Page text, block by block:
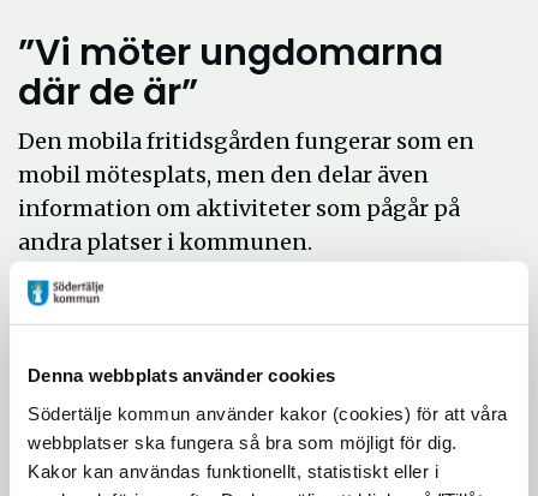
Denna webbplats använder cookies
Södertälje kommun använder kakor (cookies) för att våra
webbplatser ska fungera så bra som möjligt för dig.
Kakor kan användas funktionellt, statistiskt eller i
”Vi möter ungdomarna
där de är”
Den mobila fritidsgården fungerar som en
mobil mötesplats, men den delar även
information om aktiviteter som pågår på
andra platser i kommunen.
I sommar kommer den mobila fritidsgården
åka runt i hela Södertälje kommun med
Ung fritids personal och ett litet smakprov
på vad vi kan erbjuda unga.
Idag har Södertälje kommun fritidsgårdar i